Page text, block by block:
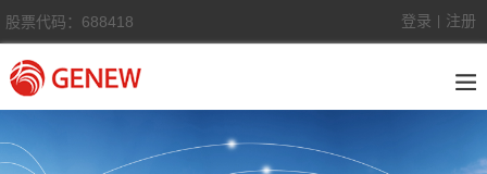
股票代码：688418 登录 注册